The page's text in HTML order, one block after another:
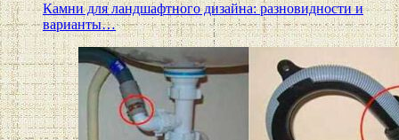
Камни для ландшафтного дизайна: разновидности и
варианты…